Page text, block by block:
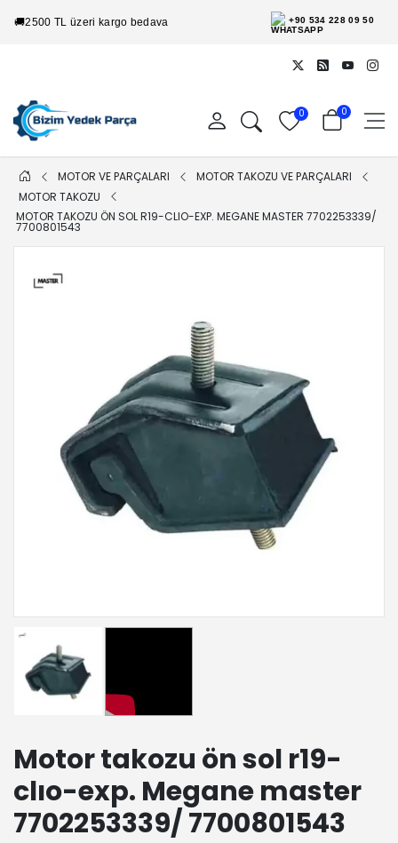
🚚2500 TL üzeri kargo bedava +90 534 228 09 50
0 0
MOTOR VE PARÇALARI
MOTOR TAKOZU VE PARÇALARI
MOTOR TAKOZU
MOTOR TAKOZU ÖN SOL R19-CLIO-EXP. MEGANE MASTER 7702253339/
7700801543
Motor takozu ön sol r19-
clıo-exp. Megane master
7702253339/ 7700801543